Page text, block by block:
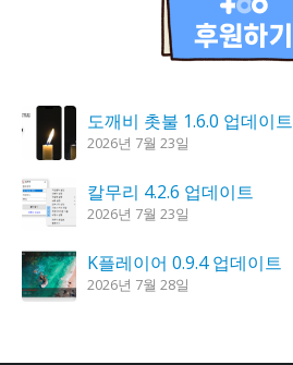
도깨비 촛불 1.6.0 업데이트
2026년 7월 23일
칼무리 4.2.6 업데이트
2026년 7월 23일
K플레이어 0.9.4 업데이트
2026년 7월 28일